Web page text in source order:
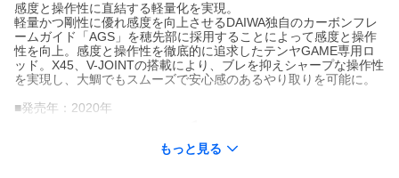
感度と操作性に直結する軽量化を実現。
軽量かつ剛性に優れ感度を向上させるDAIWA独自のカーボンフレ
ームガイド「AGS」を穂先部に採用することによって感度と操作
性を向上。感度と操作性を徹底的に追求したテンヤGAME専用ロ
ッド。X45、V-JOINTの搭載により、ブレを抑えシャープな操作性
を実現し、大鯛でもスムーズで安心感のあるやり取りを可能に。
■発売年：2020年
もっと見る